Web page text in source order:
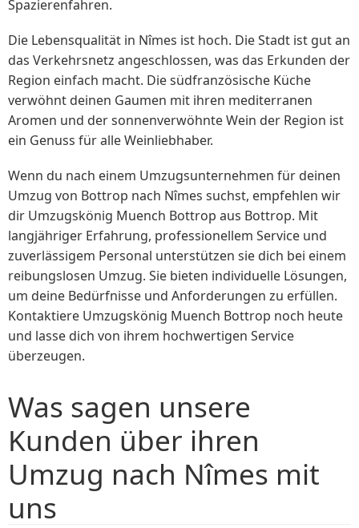
Spazierenfahren.
Die Lebensqualität in Nîmes ist hoch. Die Stadt ist gut an
das Verkehrsnetz angeschlossen, was das Erkunden der
Region einfach macht. Die südfranzösische Küche
verwöhnt deinen Gaumen mit ihren mediterranen
Aromen und der sonnenverwöhnte Wein der Region ist
ein Genuss für alle Weinliebhaber.
Wenn du nach einem Umzugsunternehmen für deinen
Umzug von Bottrop nach Nîmes suchst, empfehlen wir
dir Umzugskönig Muench Bottrop aus Bottrop. Mit
langjähriger Erfahrung, professionellem Service und
zuverlässigem Personal unterstützen sie dich bei einem
reibungslosen Umzug. Sie bieten individuelle Lösungen,
um deine Bedürfnisse und Anforderungen zu erfüllen.
Kontaktiere Umzugskönig Muench Bottrop noch heute
und lasse dich von ihrem hochwertigen Service
überzeugen.
Was sagen unsere
Kunden über ihren
Umzug nach Nîmes mit
uns